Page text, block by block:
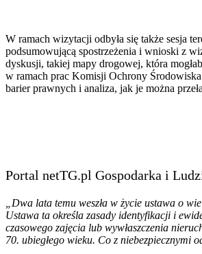
W ramach wizytacji odbyła się także sesja
podsumowującą spostrzeżenia i wnioski z
dyskusji, takiej mapy drogowej, która
w ramach prac Komisji Ochrony
barier prawnych i analiza, jak je można
Portal netTG.pl Gospodarka i
„Dwa lata temu weszła w życie ustawa o
Ustawa ta określa zasady identyfikacji i
czasowego zajęcia lub wywłaszczenia
70. ubiegłego wieku. Co z niebezpiecznymi